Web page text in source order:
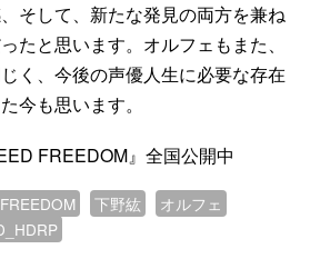
そして、新たな発見の両方を兼ね
たと思います。オルフェもまた、
く、今後の声優人生に必要な存在
今も思います。
FREEDOM』全国公開中
下野紘
オルフェ